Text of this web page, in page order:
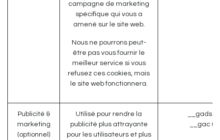
campagne de marketing
spécifique qui vous a
amené sur le site web.
Nous ne pourrons peut-
être pas vous fournir le
meilleur service si vous
refusez ces cookies, mais
le site web fonctionnera.
Publicité &
marketing
(optionnel)
Utilisé pour rendre la
publicité plus attrayante
pour les utilisateurs et plus
__gads
__gac